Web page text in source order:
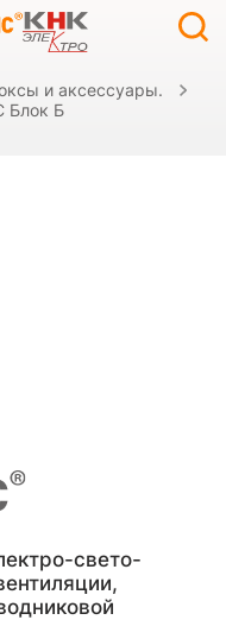
и аксессуары.
Б
свето-